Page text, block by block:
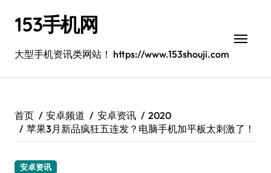
153手机网
大型手机资讯类网站！ https://www.153shouji.com
首页 安卓频道 安卓资讯
2020
苹果3月新品疯狂五连发？电脑手机加平板太刺激了！
安卓资讯